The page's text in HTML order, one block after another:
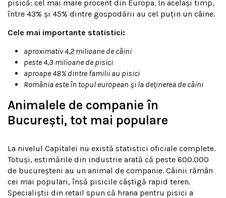
pisică: cel mai mare procent din Europa. În același timp,
între 43% și 45% dintre gospodării au cel puțin un câine.
Cele mai importante statistici:
aproximativ 4,2 milioane de câini
peste 4,3 milioane de pisici
aproape 48% dintre familii au pisici
România este în topul european și la deținerea de câini
Animalele de companie în
București, tot mai populare
La nivelul Capitalei nu există statistici oficiale complete.
Totuși, estimările din industrie arată că peste 600.000
de bucureșteni au un animal de companie. Câinii rămân
cei mai populari, însă pisicile câștigă rapid teren.
Specialiștii din retail spun că hrana pentru pisici a